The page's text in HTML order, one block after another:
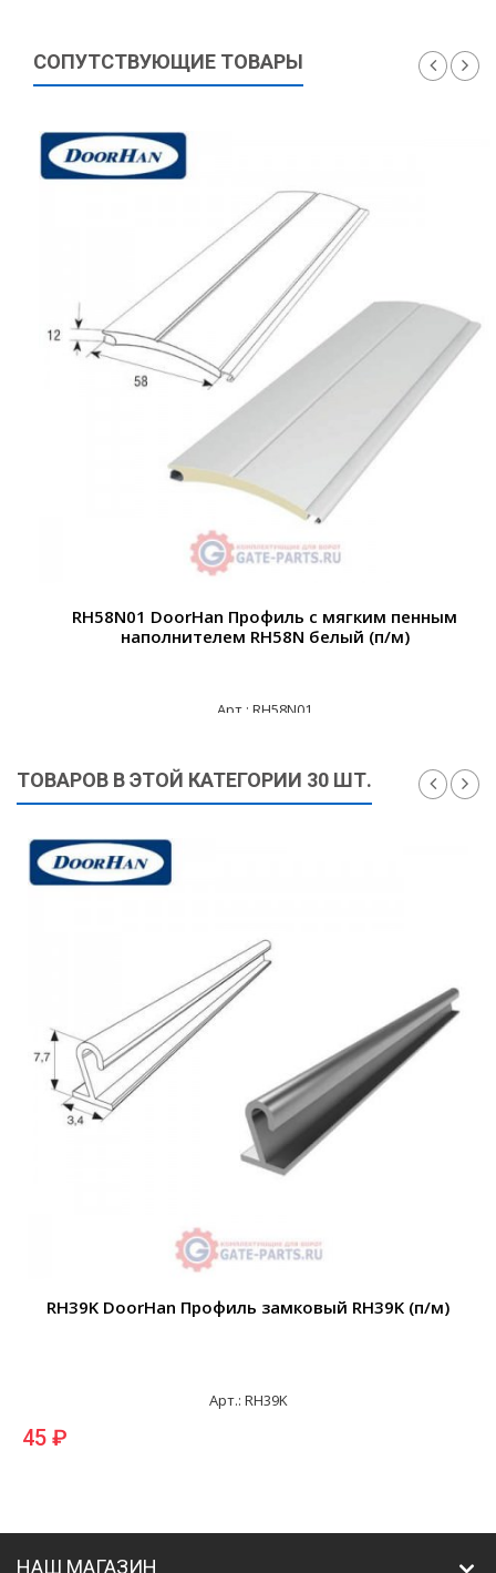
СОПУТСТВУЮЩИЕ ТОВАРЫ
RH58N01 DoorHan Профиль с мягким пенным
наполнителем RH58N белый (п/м)
Арт.: RH58N01
ТОВАРОВ В ЭТОЙ КАТЕГОРИИ 30 ШТ.
RH39K DoorHan Профиль замковый RH39K (п/м)
Арт.: RH39K
45 ₽
НАШ МАГАЗИН